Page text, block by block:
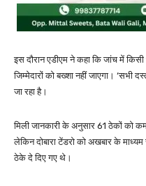
इस दौरान एडीएम ने कहा कि जांच में किसी
जिम्मेदारों को बख्शा नहीं जाएगा। ‘सभी
जा रहा है।
मिली जानकारी के अनुसार 61 ठेकों को
लेकिन दोबारा टेंडरो को अखबार के
ठेके दे दिए गए थे।